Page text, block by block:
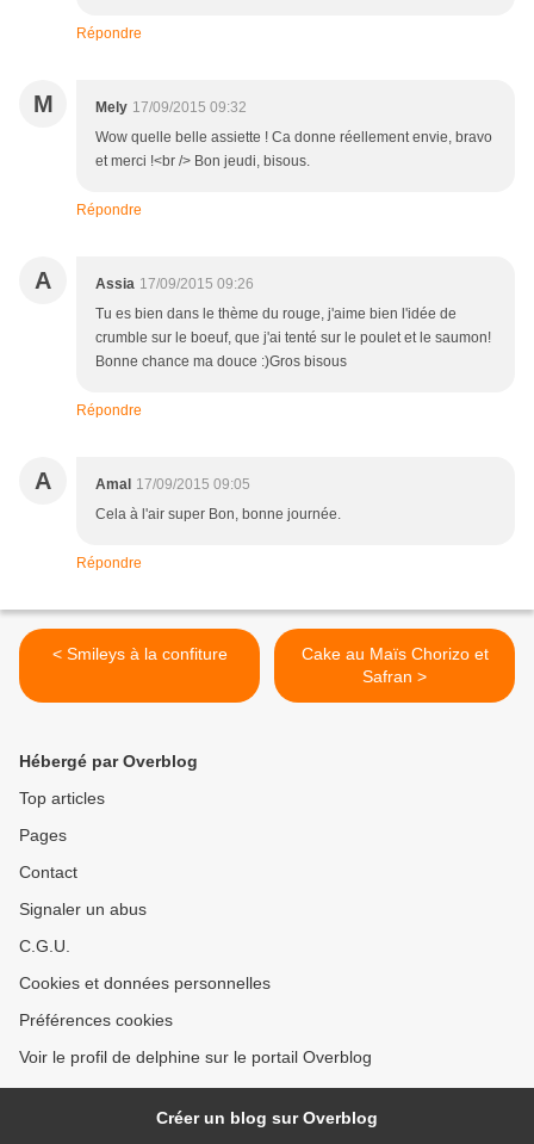
Répondre
M Mely 17/09/2015 09:32
Wow quelle belle assiette ! Ca donne réellement envie, bravo
et merci !<br /> Bon jeudi, bisous.
Répondre
A Assia 17/09/2015 09:26
Tu es bien dans le thème du rouge, j'aime bien l'idée de
crumble sur le boeuf, que j'ai tenté sur le poulet et le saumon!
Bonne chance ma douce :)Gros bisous
Répondre
A Amal 17/09/2015 09:05
Cela à l'air super Bon, bonne journée.
Répondre
< Smileys à la confiture
Cake au Maïs Chorizo et
Safran >
Hébergé par Overblog
Top articles
Pages
Contact
Signaler un abus
C.G.U.
Cookies et données personnelles
Préférences cookies
Voir le profil de delphine sur le portail Overblog
Créer un blog sur Overblog